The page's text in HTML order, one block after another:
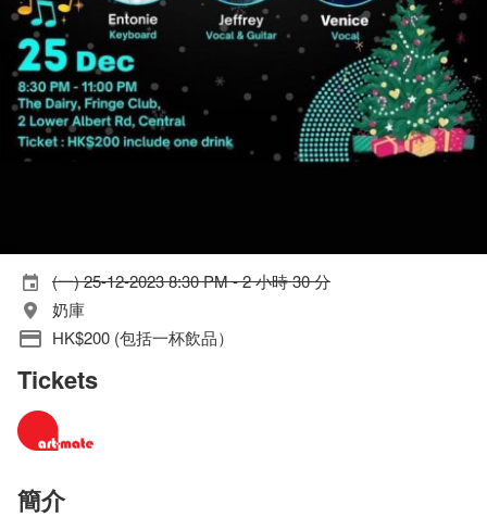
(一) 25-12-2023 8:30 PM - 2 小時 30 分
奶庫
HK$200 (包括一杯飲品）
Tickets
簡介